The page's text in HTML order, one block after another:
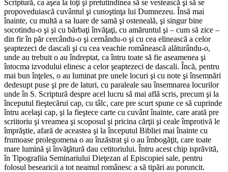
Scriptură, ca aşea la toţi şi pretutindinea să se vestească şi să se
propoveduiască cuvântul şi cunoştinţa lui Dumnezeu. Însă mai
înainte, cu multă a sa luare de samă şi osteneală, şi singur bine
socotindu-o şi şi cu bărbaţi învăţaţi, cu amăruntul şi – cum să zice –
din fir în păr cercându-o şi cernându-o şi cu cea elinească a celor
şeaptezeci de dascali şi cu cea veachie românească alăturându-o,
unde au trebuit o au îndreptat, ca întru toate să fie aseamenea şi
întocma izvodului elinesc a celor şeaptezeci de dascali. Încă, pentru
mai bun înţeles, o au luminat pre unele locuri şi cu note şi însemnări
dedesupt puse şi pre de laturi, cu paraleale sau însemnarea locurilor
unde în S. Scriptură despre acel lucru să mai află scris, precum şi la
începutul fieştecărui cap, cu tâlc, care pre scurt spune ce să cuprinde
întru acelaşi cap, şi la fieştece carte cu cuvânt înainte, care arată pre
scriitoriu şi vreamea şi scoposul şi pricina cărţii şi ceale împrotivă le
împrăştie, afară de aceastea şi la începutul Bibliei mai înainte cu
frumoase prolegomena o au înzăstrat şi o au îmbogăţit, care toate
mare lumină şi învăţătură dau cetitoriului. Întru acest chip isprăvită,
în Tipografiia Seminariului Dieţezan al Episcopiei sale, pentru
folosul besearicii a tot neamul românesc a să tipări au poruncit.